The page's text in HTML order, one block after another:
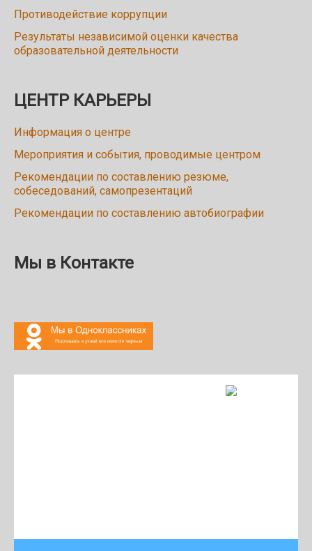
Противодействие коррупции
Результаты независимой оценки качества
образовательной деятельности
ЦЕНТР КАРЬЕРЫ
Информация о центре
Мероприятия и события, проводимые центром
Рекомендации по составлению резюме,
собеседований, самопрезентаций
Рекомендации по составлению автобиографии
Мы в Контакте